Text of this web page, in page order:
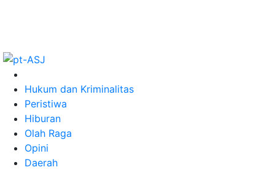
Hukum dan Kriminalitas
Peristiwa
Hiburan
Olah Raga
Opini
Daerah